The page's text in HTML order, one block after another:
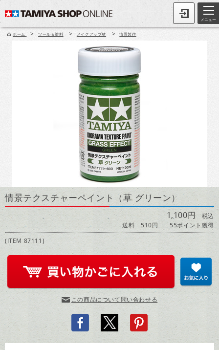
メニュー
ホーム > ツール＆塗料 > メイクアップ材 > 情景製作
情景テクスチャーペイント（草 グリーン）
1,100円 税込
送料 510円
55ポイント獲得
(ITEM 87111)
この商品について問い合わせる